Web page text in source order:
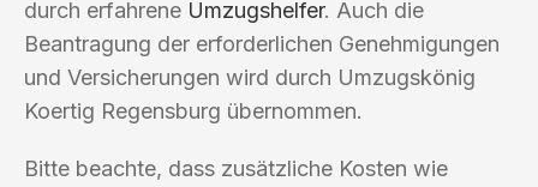
durch erfahrene Umzugshelfer. Auch die
Beantragung der erforderlichen Genehmigungen
und Versicherungen wird durch Umzugskönig
Koertig Regensburg übernommen.
Bitte beachte, dass zusätzliche Kosten wie